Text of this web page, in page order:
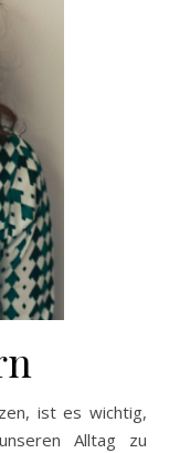
ist es wichtig,
Alltag zu